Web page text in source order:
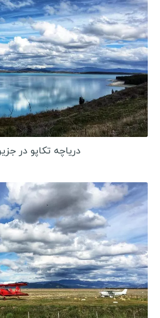
دریاچه تکاپو در